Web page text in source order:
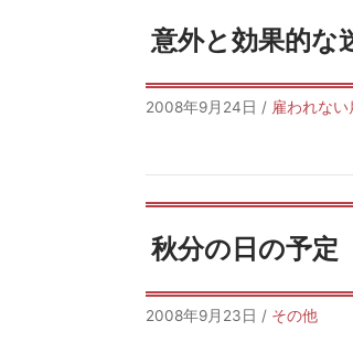
意外と効果的な
2008年9月24日 / 雇われな
秋分の日の予定
2008年9月23日 / その他